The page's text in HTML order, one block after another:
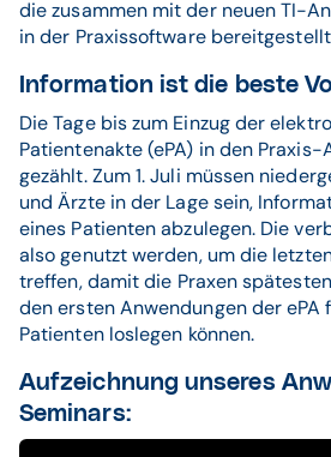
die zusammen mit der neuen TI-
in der Praxissoftware
Information ist die beste
Die Tage bis zum Einzug der
Patientenakte (ePA) in den
gezählt. Zum 1. Juli müssen
und Ärzte in der Lage sein,
eines Patienten abzulegen. Die
also genutzt werden, um die
treffen, damit die Praxen
den ersten Anwendungen der ePA
Patienten loslegen können.
Aufzeichnung unseres
Seminars: